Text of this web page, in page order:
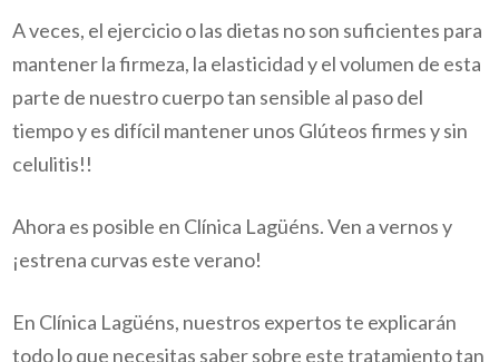
A veces, el ejercicio o las dietas no son suficientes para
mantener la firmeza, la elasticidad y el volumen de esta
parte de nuestro cuerpo tan sensible al paso del
tiempo y es difícil mantener unos Glúteos firmes y sin
celulitis!!
Ahora es posible en Clínica Lagüéns. Ven a vernos y
¡estrena curvas este verano!
En Clínica Lagüéns, nuestros expertos te explicarán
todo lo que necesitas saber sobre este tratamiento tan